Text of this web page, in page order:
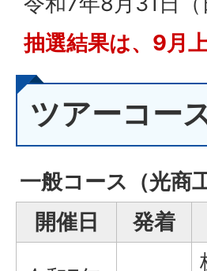
抽選結果は、9月
ツアーコー
一般コース（光商
開催日
発着